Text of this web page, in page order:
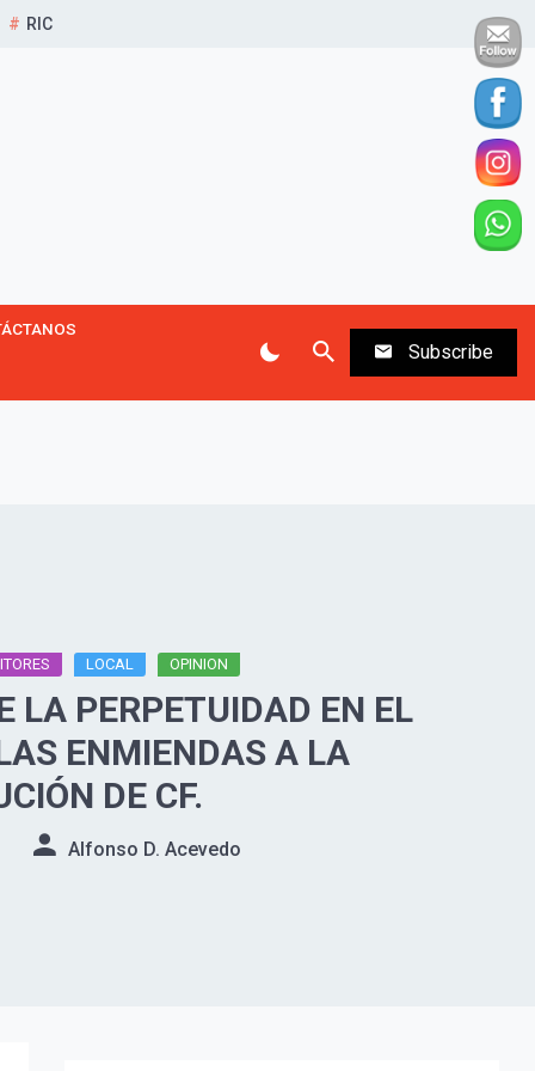
RIC
Subscribe
LOCAL OPINION
LA PERPETUIDAD EN EL
ENMIENDAS A LA
DE CF.
Alfonso D. Acevedo